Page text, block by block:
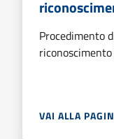
Procedimento
VAI ALLA